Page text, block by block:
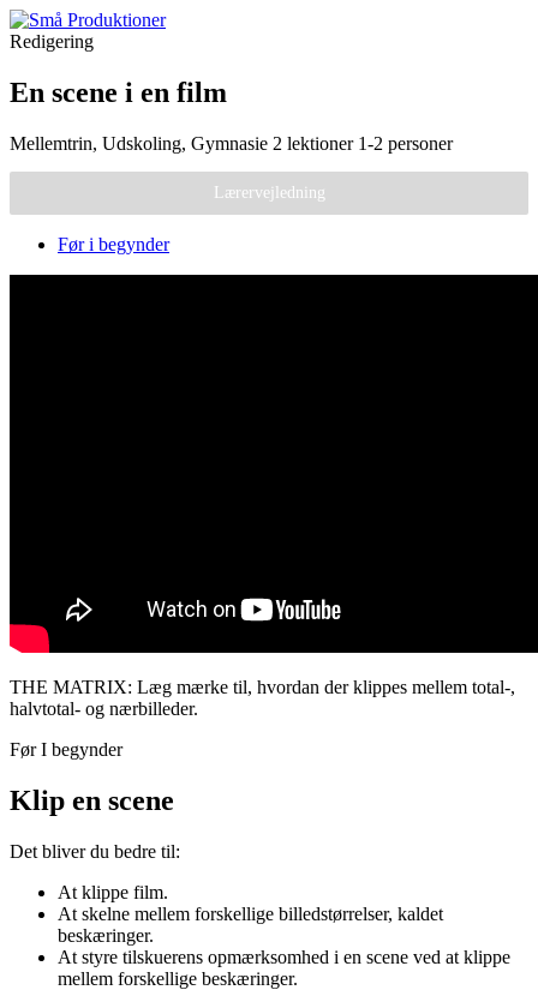
Redigering
En scene i en film
Mellemtrin, Udskoling, Gymnasie 2 lektioner 1-2 personer
Lærervejledning
Før i begynder
THE MATRIX: Læg mærke til, hvordan der klippes mellem total-,
halvtotal- og nærbilleder.
Før I begynder
Klip en scene
Det bliver du bedre til:
At klippe film.
At skelne mellem forskellige billedstørrelser, kaldet
beskæringer.
At styre tilskuerens opmærksomhed i en scene ved at klippe
mellem forskellige beskæringer.